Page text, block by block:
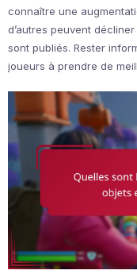
connaître une
d’autres peuvent
sont publiés. Rester
joueurs à prendre de